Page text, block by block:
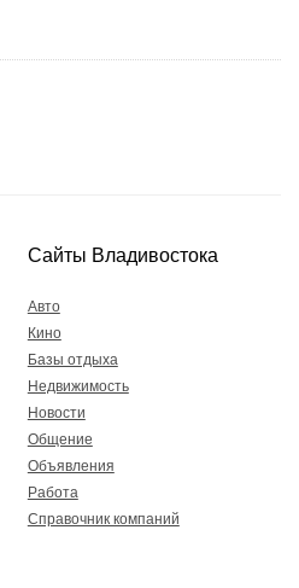
Сайты Владивостока
Авто
Кино
Базы отдыха
Недвижимость
Новости
Общение
Объявления
Работа
Справочник компаний